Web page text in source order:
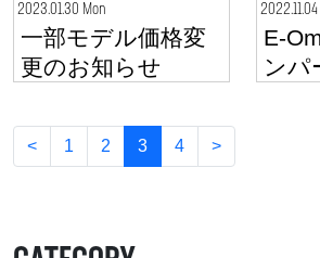
2023.01.30 Mon
一部モデル価格変
更のお知らせ
E-
ンパ
< 1 2 3 4 >